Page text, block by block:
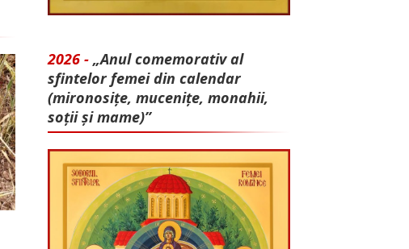
2026 - „Anul comemorativ al
sfintelor femei din calendar
(mironosițe, mu­cenițe, monahii,
soții și mame)”